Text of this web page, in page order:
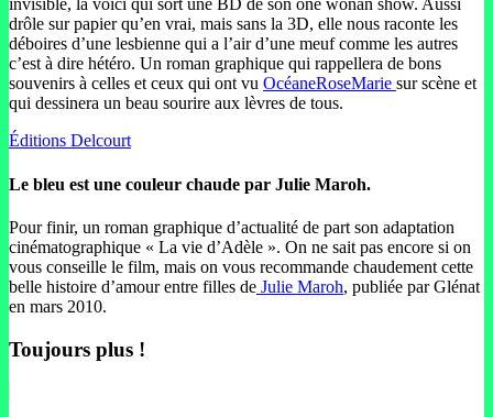
invisible, la voici qui sort une BD de son one wonan show. Aussi
drôle sur papier qu’en vrai, mais sans la 3D, elle nous raconte les
déboires d’une lesbienne qui a l’air d’une meuf comme les autres
c’est à dire hétéro. Un roman graphique qui rappellera de bons
souvenirs à celles et ceux qui ont vu OcéaneRoseMarie sur scène et
qui dessinera un beau sourire aux lèvres de tous.
Éditions Delcourt
Le bleu est une couleur chaude par Julie Maroh.
Pour finir, un roman graphique d’actualité de part son adaptation
cinématographique « La vie d’Adèle ». On ne sait pas encore si on
vous conseille le film, mais on vous recommande chaudement cette
belle histoire d’amour entre filles de Julie Maroh, publiée par Glénat
en mars 2010.
Toujours plus !